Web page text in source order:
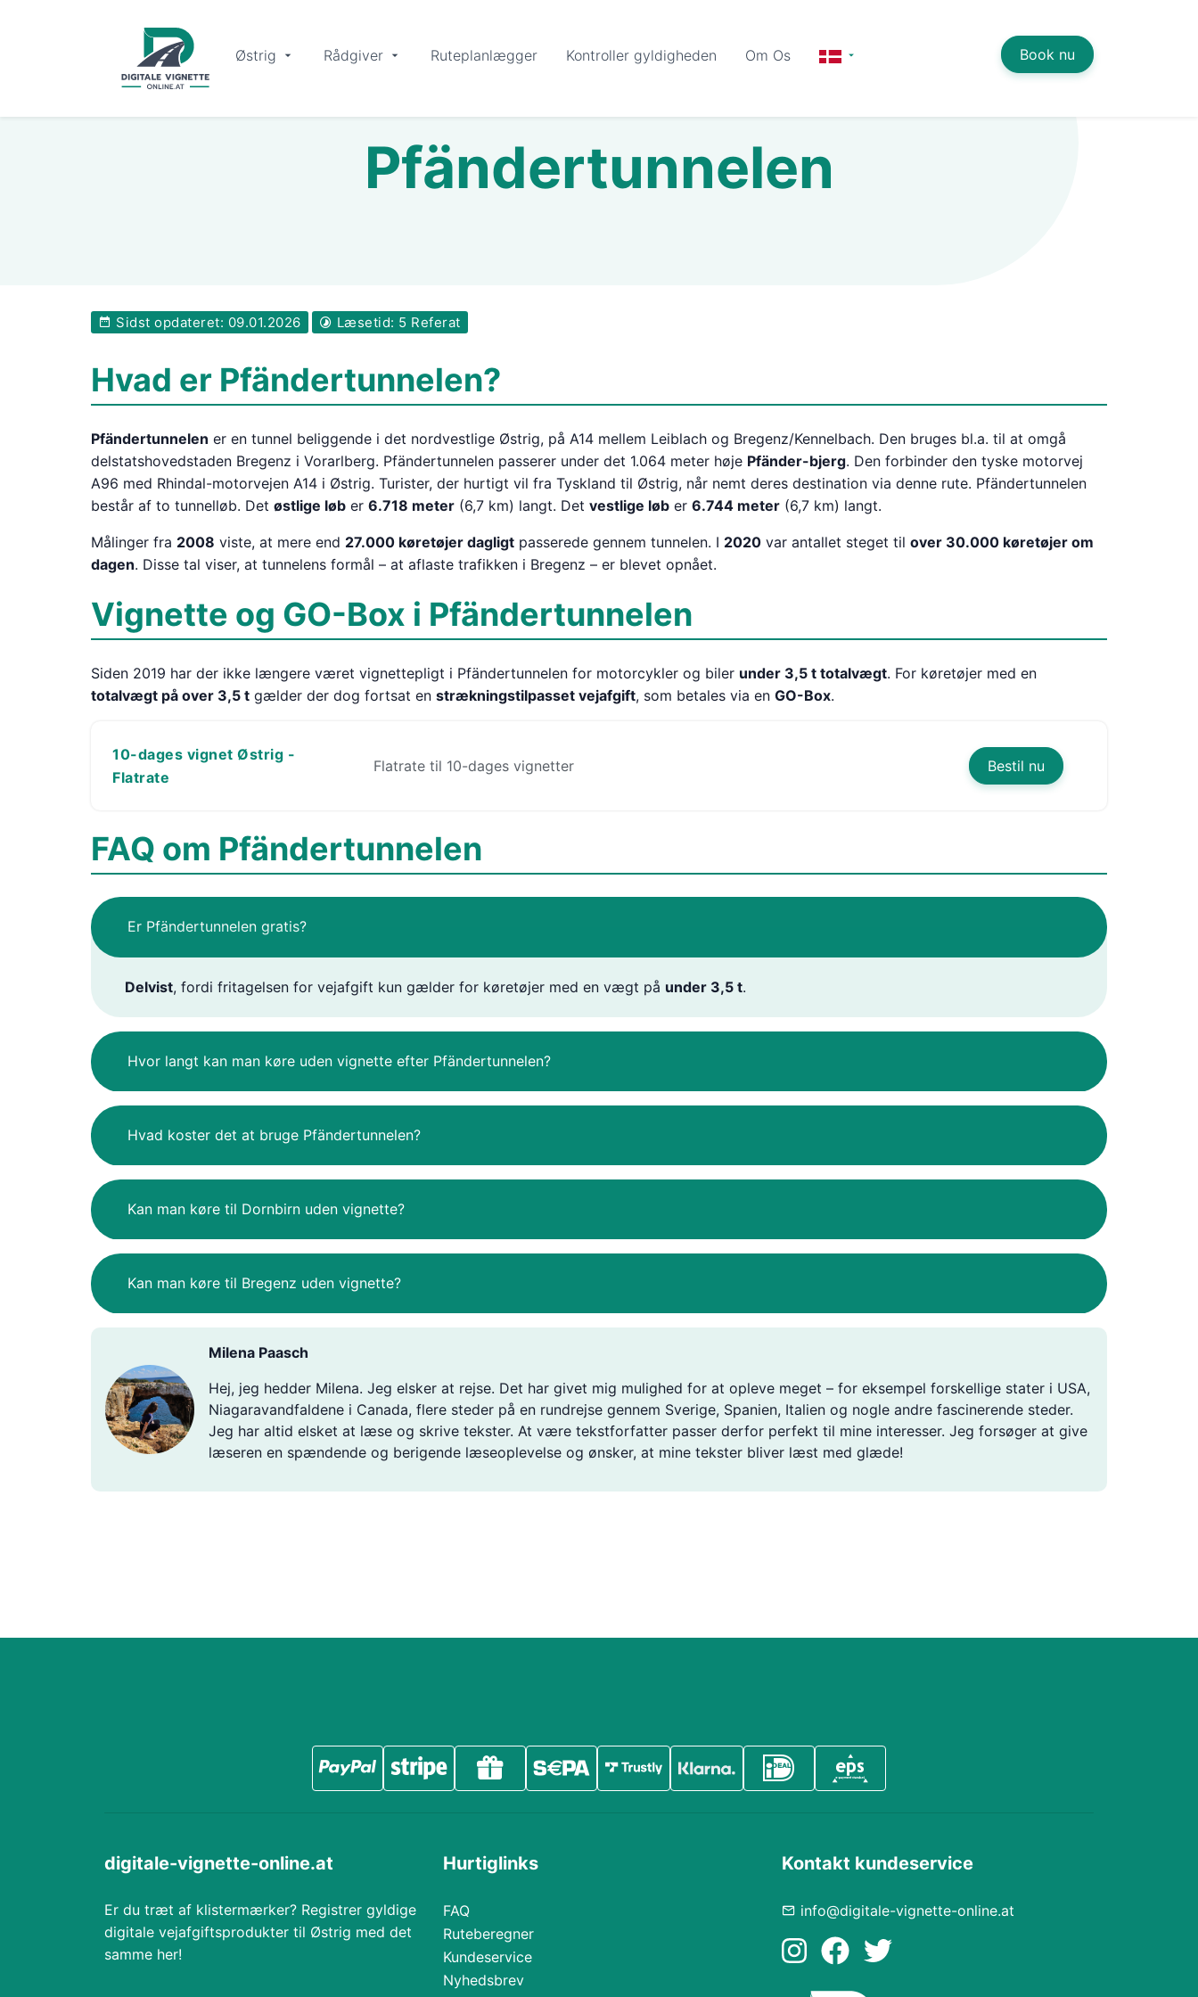
Østrig Book nu
Rådgiver Ruteplanlægger Kontroller gyldigheden Om Os
Pfändertunnelen
Sidst opdateret: 09.01.2026 Læsetid: 5 Referat
Hvad er Pfändertunnelen?
Pfändertunnelen er en tunnel beliggende i det nordvestlige Østrig, på A14 mellem Leiblach og Bregenz/Kennelbach. Den bruges bl.a. til at omgå
delstatshovedstaden Bregenz i Vorarlberg. Pfändertunnelen passerer under det 1.064 meter høje Pfänder-bjerg. Den forbinder den tyske motorvej
A96 med Rhindal-motorvejen A14 i Østrig. Turister, der hurtigt vil fra Tyskland til Østrig, når nemt deres destination via denne rute. Pfändertunnelen
består af to tunnelløb. Det østlige løb er 6.718 meter (6,7 km) langt. Det vestlige løb er 6.744 meter (6,7 km) langt.
Målinger fra 2008 viste, at mere end 27.000 køretøjer dagligt passerede gennem tunnelen. I 2020 var antallet steget til over 30.000 køretøjer om
dagen. Disse tal viser, at tunnelens formål – at aflaste trafikken i Bregenz – er blevet opnået.
Vignette og GO-Box i Pfändertunnelen
Siden 2019 har der ikke længere været vignettepligt i Pfändertunnelen for motorcykler og biler under 3,5 t totalvægt. For køretøjer med en
totalvægt på over 3,5 t gælder der dog fortsat en strækningstilpasset vejafgift, som betales via en GO-Box.
10-dages vignet Østrig -
Flatrate
Flatrate til 10-dages vignetter Bestil nu
FAQ om Pfändertunnelen
Er Pfändertunnelen gratis?
Delvist, fordi fritagelsen for vejafgift kun gælder for køretøjer med en vægt på under 3,5 t.
Hvor langt kan man køre uden vignette efter Pfändertunnelen?
Hvad koster det at bruge Pfändertunnelen?
Kan man køre til Dornbirn uden vignette?
Kan man køre til Bregenz uden vignette?
Milena Paasch
Hej, jeg hedder Milena. Jeg elsker at rejse. Det har givet mig mulighed for at opleve meget – for eksempel forskellige stater i USA,
Niagaravandfaldene i Canada, flere steder på en rundrejse gennem Sverige, Spanien, Italien og nogle andre fascinerende steder.
Jeg har altid elsket at læse og skrive tekster. At være tekstforfatter passer derfor perfekt til mine interesser. Jeg forsøger at give
læseren en spændende og berigende læseoplevelse og ønsker, at mine tekster bliver læst med glæde!
digitale-vignette-online.at
Er du træt af klistermærker? Registrer gyldige
digitale vejafgiftsprodukter til Østrig med det
samme her!
Hurtiglinks
FAQ
Ruteberegner
Kundeservice
Nyhedsbrev
Kontakt kundeservice
info@digitale-vignette-online.at